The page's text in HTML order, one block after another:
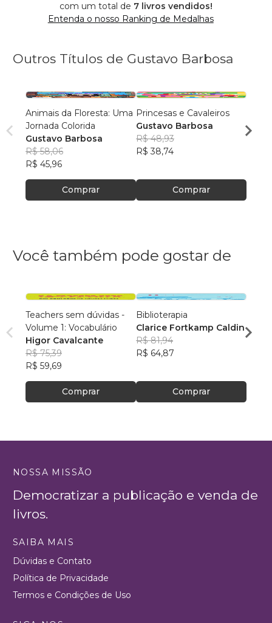
com um total de 7 livros vendidos!
Entenda o nosso Ranking de Medalhas
Outros Títulos de Gustavo Barbosa
Animais da Floresta: Uma
Jornada Colorida
Gustavo Barbosa
R$ 58,06
R$ 45,96
Comprar
Princesas e Cavaleiros
Gustavo Barbosa
R$ 48,93
R$ 38,74
Comprar
R$
Você também pode gostar de
Teachers sem dúvidas -
Volume 1: Vocabulário
Higor Cavalcante
R$ 75,39
R$ 59,69
Comprar
Biblioterapia
Clarice Fortkamp Caldin
R$ 81,94
R$ 64,87
Comprar
NOSSA MISSÃO
Democratizar a publicação e venda de
livros.
SAIBA MAIS
Dúvidas e Contato
Política de Privacidade
Termos e Condições de Uso